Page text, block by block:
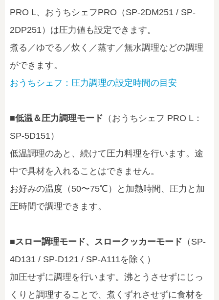
PRO L、おうちシェフPRO（SP-2DM251 / SP-
2DP251）は圧力値も設定できます。
煮る／ゆでる／炊く／蒸す／無水調理などの調理
ができます。
おうちシェフ：圧力調理の設定時間の目安
■低温＆圧力調理モード （おうちシェフ PRO L：
SP-5D151）
低温調理のあと、続けて圧力料理を行います。途
中で具材を入れることはできません。
お好みの温度（50〜75℃）と加熱時間、圧力と加
圧時間で調理できます。
■スロー調理モード、スロークッカーモード （SP-
4D131 / SP-D121 / SP-A111を除く）
加圧せずに調理を行います。沸とうさせずにじっ
くりと調理することで、煮くずれさせずに食材を